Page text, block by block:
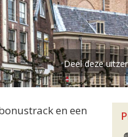
Deel deze
en een